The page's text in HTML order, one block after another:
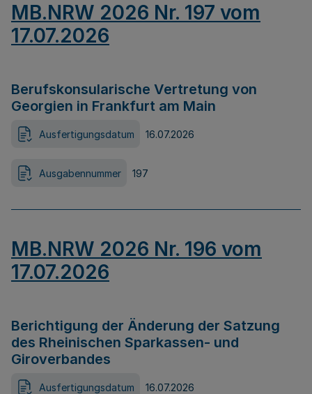
MB.NRW 2026 Nr. 197 vom
17.07.2026
Berufskonsularische Vertretung von
Georgien in Frankfurt am Main
Ausfertigungsdatum 16.07.2026
Ausgabennummer 197
MB.NRW 2026 Nr. 196 vom
17.07.2026
Berichtigung der Änderung der Satzung
des Rheinischen Sparkassen- und
Giroverbandes
Ausfertigungsdatum 16.07.2026